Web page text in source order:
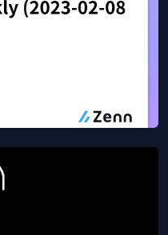
51 views